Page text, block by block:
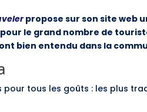
propose sur son site web
le grand nombre de
bien entendu dans la
tous les goûts : les plus